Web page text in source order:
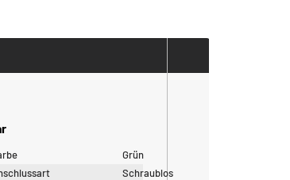
Grün
Schraublos